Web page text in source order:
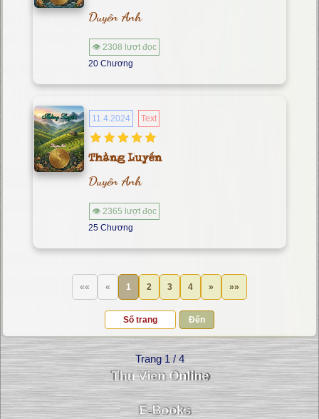
Duyên Anh
👁 2308 lượt đọc
20 Chương
11.4.2024 Text
Thằng Luyến
Duyên Anh
👁 2365 lượt đọc
25 Chương
«« « 1 2 3 4 » »»
Đến
Trang 1 / 4